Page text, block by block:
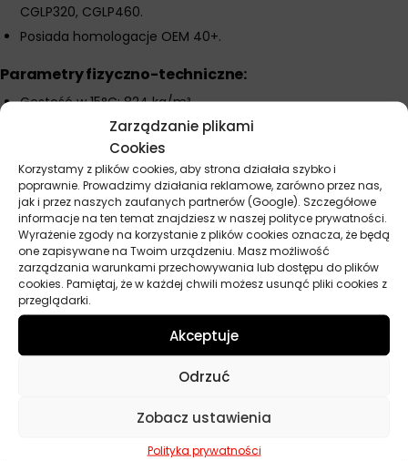
Zarządzanie plikami
Cookies
Korzystamy z plików cookies, aby strona działała szybko i
poprawnie. Prowadzimy działania reklamowe, zarówno przez nas,
jak i przez naszych zaufanych partnerów (Google). Szczegółowe
informacje na ten temat znajdziesz w naszej polityce prywatności.
Wyrażenie zgody na korzystanie z plików cookies oznacza, że będą
one zapisywane na Twoim urządzeniu. Masz możliwość
zarządzania warunkami przechowywania lub dostępu do plików
cookies. Pamiętaj, że w każdej chwili możesz usunąć pliki cookies z
przeglądarki.
Akceptuje
Odrzuć
Zobacz ustawienia
Polityka prywatności
CGLP320, CGLP460.
Posiada homologacje OEM 40+.
Parametry fizyczno-techniczne:
Gęstość w 15°C: 824 kg/m³.
Lepkość w 40°C: 2 mm²/s.
Temperatura zapłonu: 82°C.
Temperatura płynięcia: -60°C.
Punkt anilinowy: 69°C.
Parametry techniczne
Producent
Przeznaczenie Obróbka metali
6743-13 GA, ISO 6743-2 FD, ISO 6743-4